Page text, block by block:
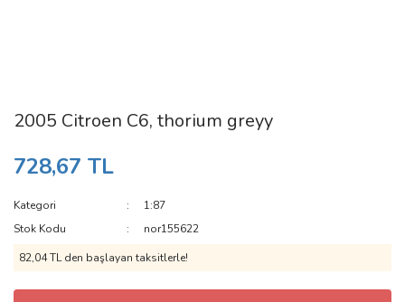
2005 Citroen C6, thorium greyy
728,67 TL
Kategori
1:87
Stok Kodu
nor155622
82,04 TL den başlayan taksitlerle!